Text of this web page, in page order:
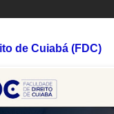
de Cuiabá (FDC)